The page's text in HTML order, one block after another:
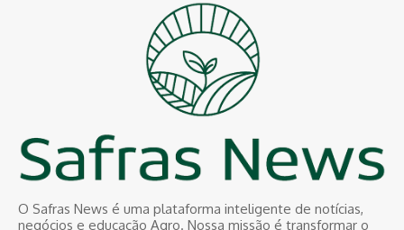
O Safras News é uma plataforma inteligente de notícias,
negócios e educação Agro. Nossa missão é transformar o